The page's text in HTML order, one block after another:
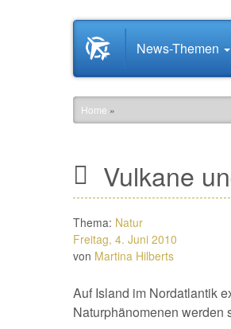
StartseiteNews-Themen
Home »
Vulkane
Thema: Natur
Freitag, 4. Juni 2010
von Martina Hilberts
Auf Island im Nordatlantik
Naturphänomenen werden